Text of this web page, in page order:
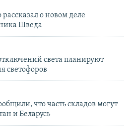
о новом деле
Шведа
света планируют
светофоров
что часть складов могут
и Беларусь